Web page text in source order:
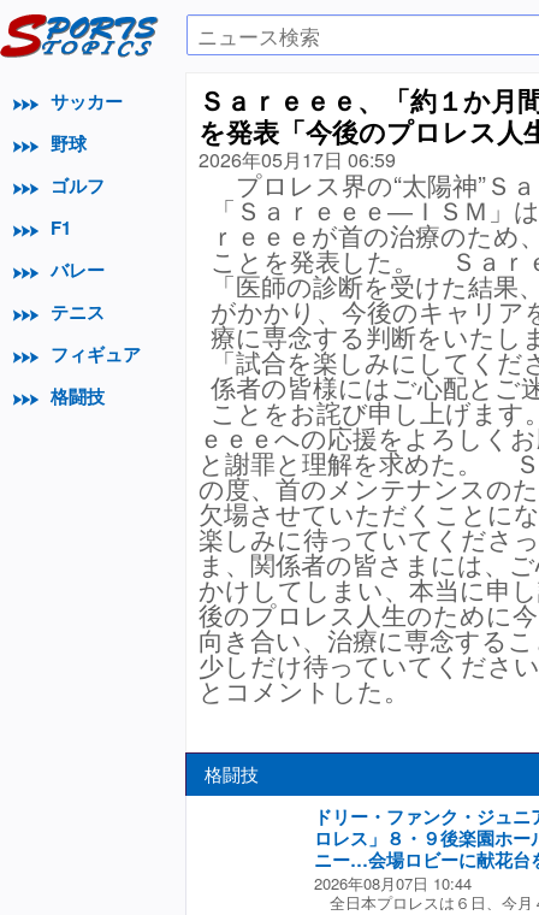
サッカー
野球
ゴルフ
F1
バレー
テニス
フィギュア
格闘技
Ｓａｒｅｅｅ、「約１か月
を発表「今後のプロレス人
2026年05月17日 06:59
プロレス界の“太陽神”Ｓ
「Ｓａｒｅｅｅ―ＩＳＭ」
ｒｅｅｅが首の治療のため
ことを発表した。 Ｓａｒ
「医師の診断を受けた結果
がかかり、今後のキャリア
療に専念する判断をいたし
「試合を楽しみにしてくだ
係者の皆様にはご心配とご
ことをお詫び申し上げます
ｅｅｅへの応援をよろしく
と謝罪と理解を求めた。
の度、首のメンテナンスの
欠場させていただくことに
楽しみに待っていてくださ
ま、関係者の皆さまには、
かけしてしまい、本当に申
後のプロレス人生のために
向き合い、治療に専念する
少しだけ待っていてくださ
とコメントした。
格闘技
ドリー・ファンク・ジュ
ロレス」８・９後楽園ホ
ニー…会場ロビーに献花台
2026年08月07日 10:44
全日本プロレスは６日、今